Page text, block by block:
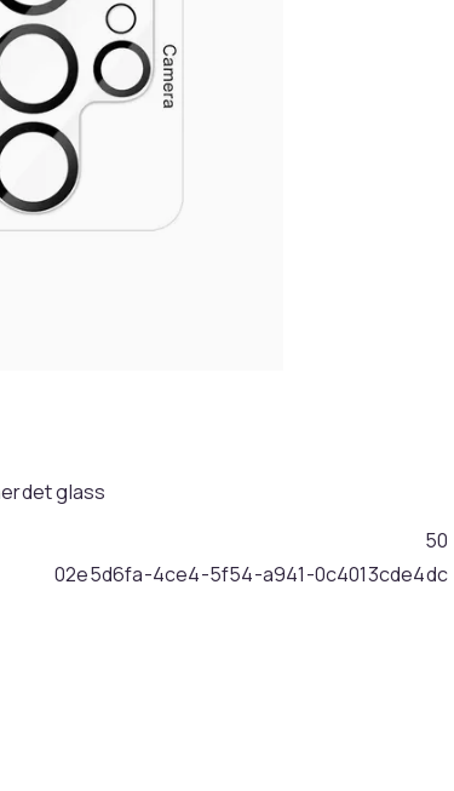
glass
50
02e5d6fa-4ce4-5f54-a941-0c4013cde4dc